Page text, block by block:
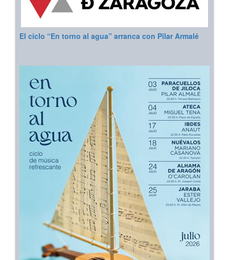
El ciclo “En torno al agua” arranca con Pilar Armalé